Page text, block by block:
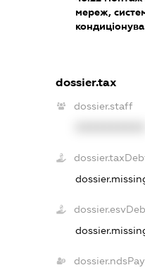
мереж,
dossier.tax
dossier.staff